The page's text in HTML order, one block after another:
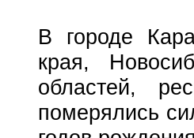
В городе
края,
областей,
померялись